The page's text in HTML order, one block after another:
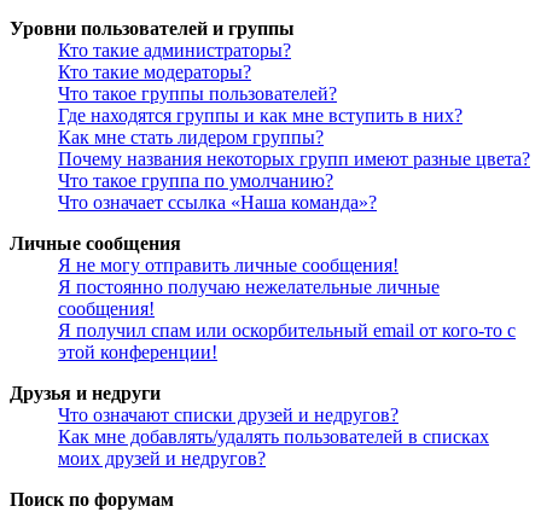
Уровни пользователей и группы
Кто такие администраторы?
Кто такие модераторы?
Что такое группы пользователей?
Где находятся группы и как мне вступить в них?
Как мне стать лидером группы?
Почему названия некоторых групп имеют разные цвета?
Что такое группа по умолчанию?
Что означает ссылка «Наша команда»?
Личные сообщения
Я не могу отправить личные сообщения!
Я постоянно получаю нежелательные личные
сообщения!
Я получил спам или оскорбительный email от кого-то с
этой конференции!
Друзья и недруги
Что означают списки друзей и недругов?
Как мне добавлять/удалять пользователей в списках
моих друзей и недругов?
Поиск по форумам